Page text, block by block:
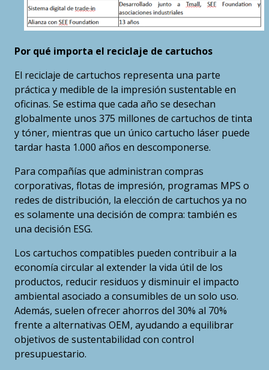
Por qué importa el reciclaje de cartuchos
El reciclaje de cartuchos representa una parte
práctica y medible de la impresión sustentable en
oficinas. Se estima que cada año se desechan
globalmente unos 375 millones de cartuchos de tinta
y tóner, mientras que un único cartucho láser puede
tardar hasta 1.000 años en descomponerse.
Para compañías que administran compras
corporativas, flotas de impresión, programas MPS o
redes de distribución, la elección de cartuchos ya no
es solamente una decisión de compra: también es
una decisión ESG.
Los cartuchos compatibles pueden contribuir a la
economía circular al extender la vida útil de los
productos, reducir residuos y disminuir el impacto
ambiental asociado a consumibles de un solo uso.
Además, suelen ofrecer ahorros del 30% al 70%
frente a alternativas OEM, ayudando a equilibrar
objetivos de sustentabilidad con control
presupuestario.